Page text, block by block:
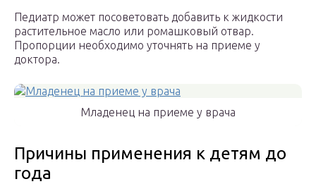
Педиатр может посоветовать добавить к жидкости
растительное масло или ромашковый отвар.
Пропорции необходимо уточнять на приеме у
доктора.
Младенец на приеме у врача
Причины применения к детям до
года